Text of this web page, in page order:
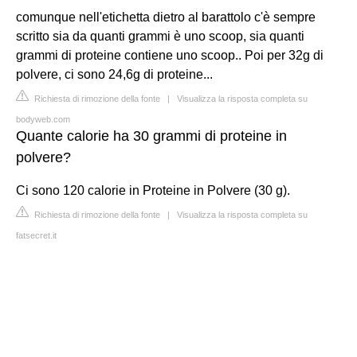
comunque nell'etichetta dietro al barattolo c'è sempre
scritto sia da quanti grammi è uno scoop, sia quanti
grammi di proteine contiene uno scoop.. Poi per 32g di
polvere, ci sono 24,6g di proteine...
Richiesta di rimozione della fonte | Visualizza la risposta completa su
bodyweb.com
Quante calorie ha 30 grammi di proteine in
polvere?
Ci sono 120 calorie in Proteine in Polvere (30 g).
Richiesta di rimozione della fonte | Visualizza la risposta completa su
fatsecret.it